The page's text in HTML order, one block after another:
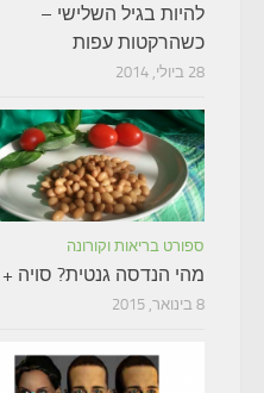
להיות בגיל השלישי –
כשהרקטות עפות
28 ביולי, 2014
ספורט בריאות וקורונה
מהי הנדסה גנטית? סויה +
8 בינואר, 2015